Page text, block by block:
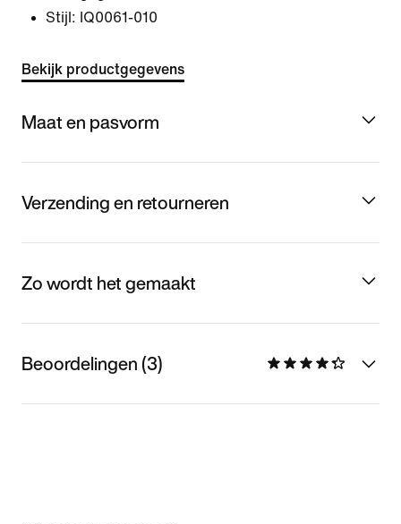
Stijl: IQ0061-010
Bekijk productgegevens
Maat en pasvorm
Verzending en retourneren
Zo wordt het gemaakt
Beoordelingen (3)